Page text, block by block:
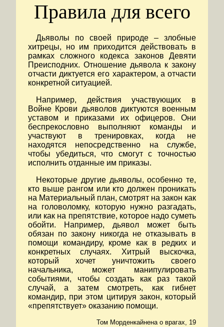
Правила для всего
Дьяволы по своей природе – злобные
хитрецы, но им приходится действовать в
рамках сложного кодекса законов Девяти
Преисподних. Отношение дьявола к закону
отчасти диктуется его характером, а отчасти
конкретной ситуацией.
Например, действия участвующих в
Войне Крови дьяволов диктуются военным
уставом и приказами их офицеров. Они
беспрекословно выполняют команды и
участвуют в тренировках, когда не
находятся непосредственно на службе,
чтобы убедиться, что смогут с точностью
исполнить отданные им приказы.
Некоторые другие дьяволы, особенно те,
кто выше рангом или кто должен проникать
на Материальный план, смотрят на закон как
на головоломку, которую нужно разгадать,
или как на препятствие, которое надо суметь
обойти. Например, дьявол может быть
обязан по закону никогда не отказывать в
помощи командиру, кроме как в редких и
конкретных случаях. Хитрый выскочка,
который хочет уничтожить своего
начальника, может манипулировать
событиями, чтобы создать как раз такой
случай, а затем смотреть, как гибнет
командир, при этом цитируя закон, который
«препятствует» оказанию помощи.
Том Морденкайнена о врагах, 19